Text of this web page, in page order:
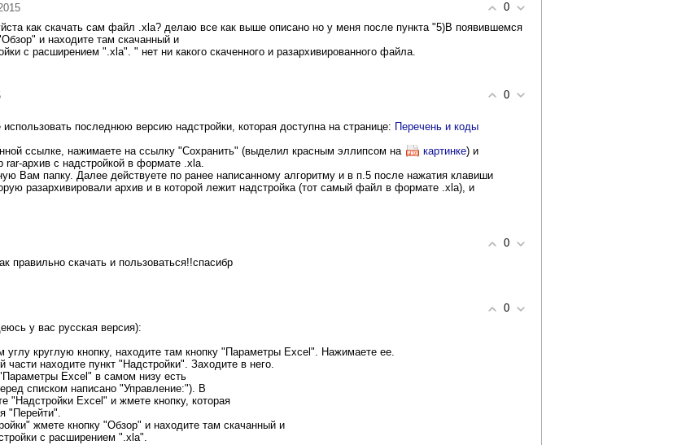
0
как скачать сам файл .xla? делаю все как выше описано но у меня после пункта "5)В появившемся
и находите там скачанный и
с расширением ".xla". " нет ни какого скаченного и разархивированного файла.
0
последнюю версию надстройки, которая доступна на странице: Перечень и коды
ссылке, нажимаете на ссылку "Сохранить" (выделил красным эллипсом на
картинке) и
rar-архив с надстройкой в формате .xla.
Вам папку. Далее действуете по ранее написанному алгоритму и в п.5 после нажатия клавиши
разархивировали архив и в которой лежит надстройка (тот самый файл в формате .xla), и
0
правильно скачать и пользоваться!!спасибр
0
у вас русская версия):
круглую кнопку, находите там кнопку "Параметры Excel". Нажимаете ее.
находите пункт "Надстройки". Заходите в него.
Excel" в самом низу есть
списком написано "Управление:"). В
"Надстройки Excel" и жмете кнопку, которая
"Перейти".
жмете кнопку "Обзор" и находите там скачанный и
с расширением ".xla".